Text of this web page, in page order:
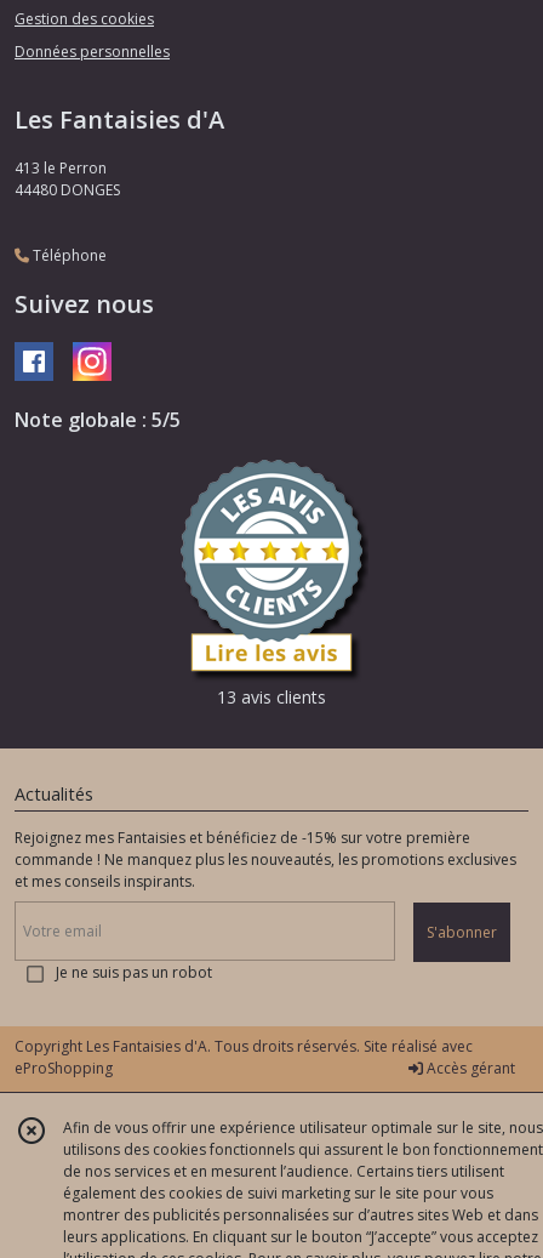
Gestion des cookies
Données personnelles
Les Fantaisies d'A
413 le Perron
44480 DONGES
Téléphone
Suivez nous
Note globale : 5/5
13 avis clients
Actualités
Rejoignez mes Fantaisies et bénéficiez de -15% sur votre première
commande ! Ne manquez plus les nouveautés, les promotions exclusives
et mes conseils inspirants.
S'abonner
Je ne suis pas un robot
Copyright Les Fantaisies d'A. Tous droits réservés. Site réalisé avec
eProShopping
Accès gérant
Afin de vous offrir une expérience utilisateur optimale sur le site, nous
utilisons des cookies fonctionnels qui assurent le bon fonctionnement
de nos services et en mesurent l’audience. Certains tiers utilisent
également des cookies de suivi marketing sur le site pour vous
montrer des publicités personnalisées sur d’autres sites Web et dans
leurs applications. En cliquant sur le bouton “J’accepte” vous acceptez